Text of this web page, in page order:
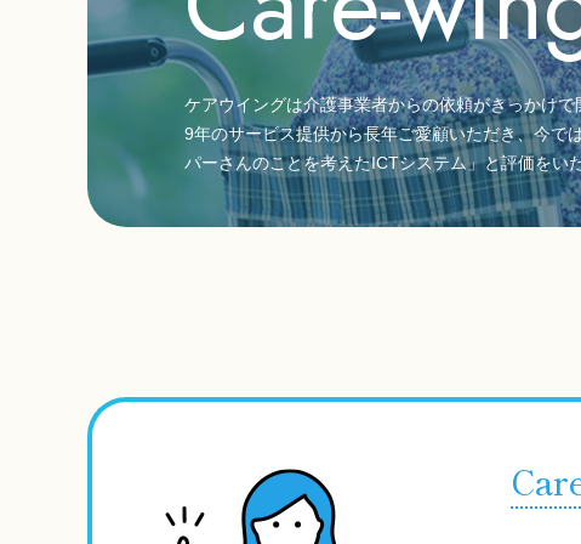
ケアウイングは介護事業者からの依頼がきっかけ
9年のサービス提供から長年ご愛顧いただき、今で
パーさんのことを考えたICTシステム」と評価をい